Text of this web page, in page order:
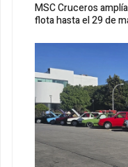
MSC Cruceros
flota hasta el 29 de